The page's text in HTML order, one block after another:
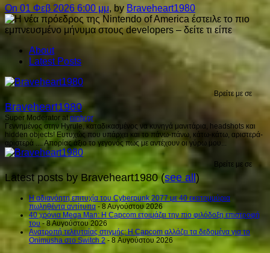
On 01 Φεβ 2026 6:00 μμ, by Braveheart1980
About
Latest Posts
Βρείτε με σε
Braveheart1980
Super Moderator atninty.gr
Γεννημένος στην Hyrule, καταδικασμένος να κυνηγά μανιτάρια, headshots και
hidden objects! Ευτυχώς που υπάρχει και το πάνω-πάνω, κάτω-κάτω, αριστερά-
αριστερά .... Απορίας άξιο το γεγονός πως με αντέχουν οι γύρω μου...
Βρείτε με σε
Latest posts by Braveheart1980(see all)
H αδιανόητη επιτυχία του Cyberpunk 2077 με 40 εκατομμύρια
πωληθέντα αντίτυπα - 8 Αυγούστου 2026
40 χρόνια Mega Man: Η Capcom ετοιμάζει την πιο φιλόδοξη επιστροφή
του - 8 Αυγούστου 2026
Ανατροπή τελευταίας στιγμής: Η Capcom αλλάζει τα δεδομένα για το
Onimusha στο Switch 2 - 8 Αυγούστου 2026